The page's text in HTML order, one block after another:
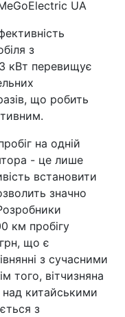
UA
з
кВт перевищує
що робить
на одній
- це лише
встановити
значно
км пробігу
що є
з сучасними
того, вітчизняна
над китайськими
з